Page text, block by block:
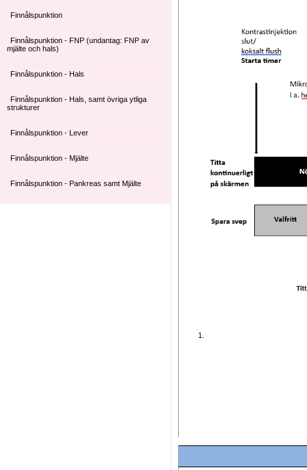
Finnålspunktion
Finnålspunktion - FNP (undantag: FNP av
mjälte och hals)
Finnålspunktion - Hals
Finnålspunktion - Hals, samt övriga ytliga
strukturer
Finnålspunktion - Lever
Finnålspunktion - Mjälte
Finnålspunktion - Pankreas samt Mjälte